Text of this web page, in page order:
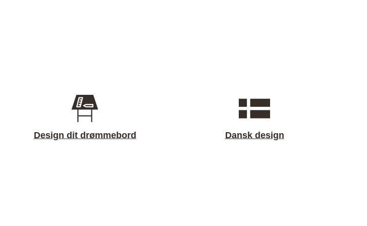
Design dit drømmebord Dansk design